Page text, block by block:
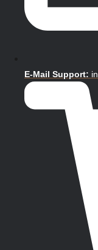
E-Mail Support: